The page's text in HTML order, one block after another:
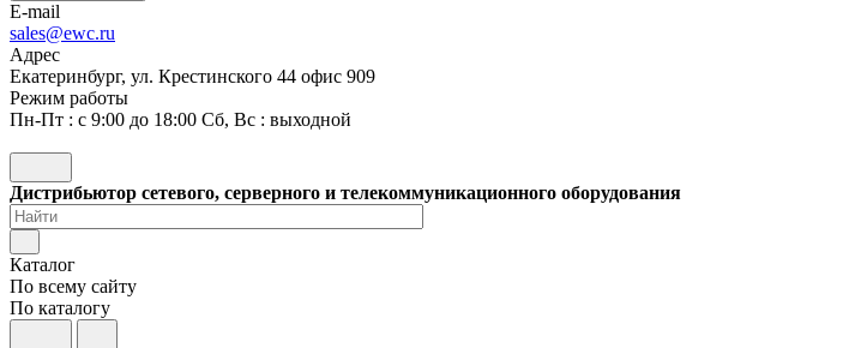
E-mail
sales@ewc.ru
Адрес
Екатеринбург, ул. Крестинского 44 офис 909
Режим работы
Пн-Пт : с 9:00 до 18:00 Сб, Вс : выходной
Дистрибьютор сетевого, серверного и телекоммуникационного оборудования
Каталог
По всему сайту
По каталогу